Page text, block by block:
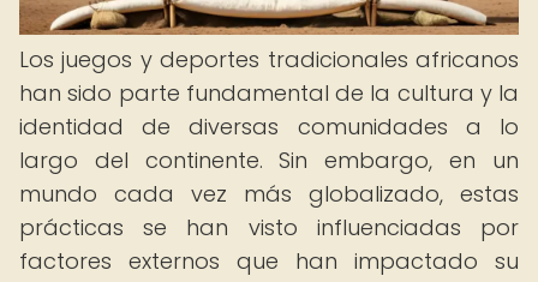
Los juegos y deportes tradicionales africanos
han sido parte fundamental de la cultura y la
identidad de diversas comunidades a lo
largo del continente. Sin embargo, en un
mundo cada vez más globalizado, estas
prácticas se han visto influenciadas por
factores externos que han impactado su